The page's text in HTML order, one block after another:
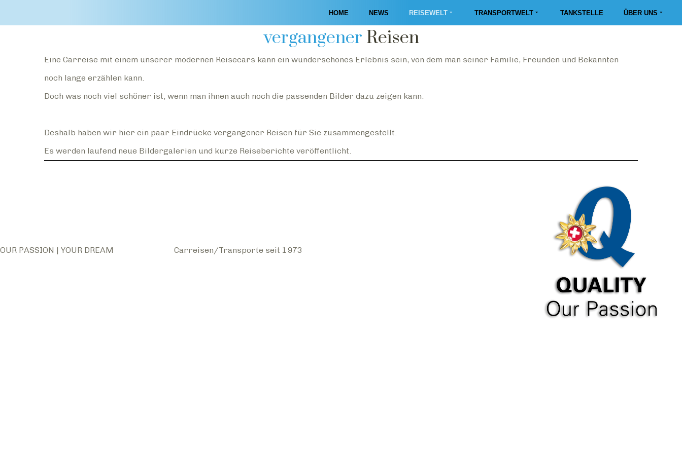
HOME NEWS REISEWELT TRANSPORTWELT TANKSTELLE ÜBER UNS
Impressionen
vergangener Reisen
Eine Carreise mit einem unserer modernen Reisecars kann ein wunderschönes Erlebnis sein, von dem man seiner Familie, Freunden und Bekannten
noch lange erzählen kann.
Doch was noch viel schöner ist, wenn man ihnen auch noch die passenden Bilder dazu zeigen kann.
Deshalb haben wir hier ein paar Eindrücke vergangener Reisen für Sie zusammengestellt.
Es werden laufend neue Bildergalerien und kurze Reiseberichte veröffentlicht.
OUR PASSION | YOUR DREAM Carreisen/Transporte seit 1973